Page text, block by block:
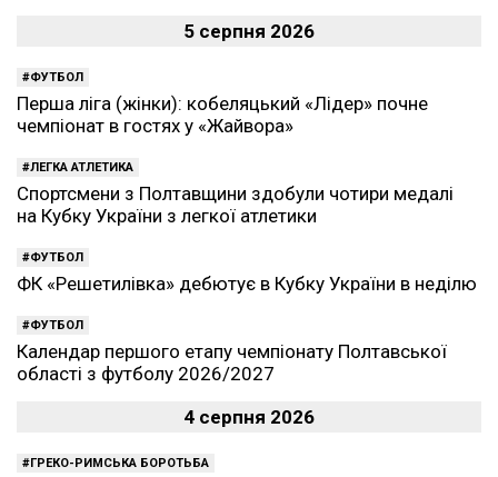
5 серпня 2026
ФУТБОЛ
Перша ліга (жінки): кобеляцький «Лідер» почне
чемпіонат в гостях у «Жайвора»
ЛЕГКА АТЛЕТИКА
Спортсмени з Полтавщини здобули чотири медалі
на Кубку України з легкої атлетики
ФУТБОЛ
ФК «Решетилівка» дебютує в Кубку України в неділю
ФУТБОЛ
Календар першого етапу чемпіонату Полтавської
області з футболу 2026/2027
4 серпня 2026
ГРЕКО-РИМСЬКА БОРОТЬБА